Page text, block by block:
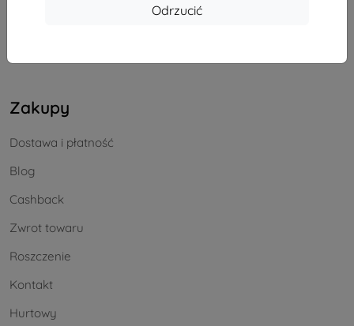
Odrzucić
Zakupy
Dostawa i płatność
Blog
Cashback
Zwrot towaru
Roszczenie
Kontakt
Hurtowy